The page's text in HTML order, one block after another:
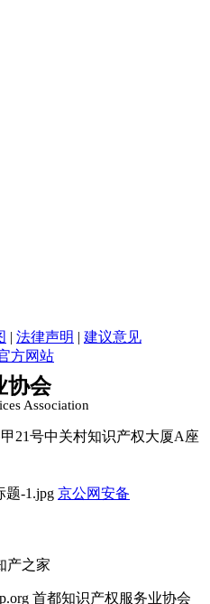
| 法律声明 | 建议意见
协会
Association
21号中关村知识产权大厦A座
京公网安备
产之家
首都知识产权服务业协会